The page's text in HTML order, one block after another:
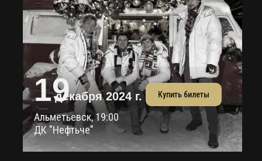
Альметьевск, 19:00
ДК "Нефтьче"
19декабря 2024 г. Купить билеты